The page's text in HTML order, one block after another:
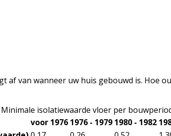
af van wanneer uw huis gebouwd is. Hoe
Minimale isolatiewaarde vloer per
voor 1976 1976 - 1979 1980 - 1982